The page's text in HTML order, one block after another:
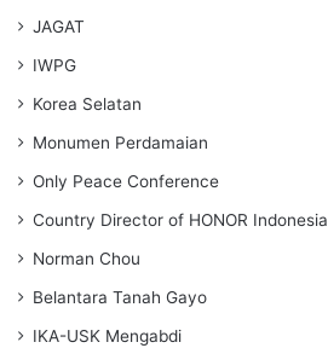
JAGAT
IWPG
Korea Selatan
Monumen Perdamaian
Only Peace Conference
Country Director of HONOR Indonesia
Norman Chou
Belantara Tanah Gayo
IKA-USK Mengabdi